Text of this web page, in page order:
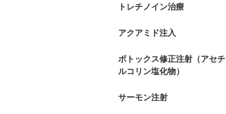
トレチノイン治療
アクアミド注入
ボトックス修正注射（アセチ
ルコリン塩化物）
サーモン注射